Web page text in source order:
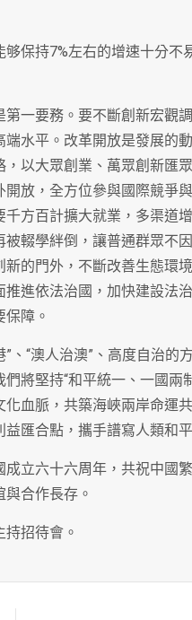
保持7%左右的增速十分不
一要務。要不斷創新宏觀
水平。改革開放是發展的
以大眾創業、萬眾創新匯
放，全方位參與國際競爭
方百計擴大就業，多渠道
輟學絆倒，讓普通群眾不
的門外，不斷改善生態環
進依法治國，加快建設法
障。
、“澳人治澳”、高度自治的
將堅持“和平統一、一國兩
血脈，共築海峽兩岸命運
匯合點，攜手譜寫人類和
立六十六周年，共祝中國
合作長存。
招待會。